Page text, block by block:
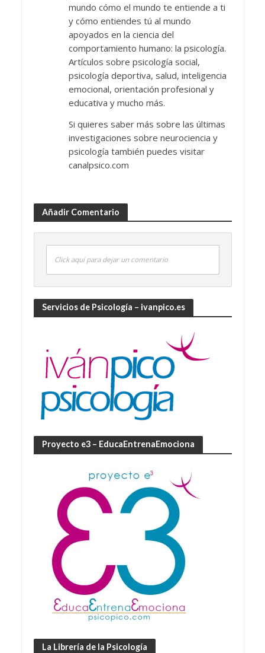
mundo cómo el mundo te entiende a ti
y cómo entiendes tú al mundo
apoyados en la ciencia del
comportamiento humano: la psicología.
Artículos sobre psicología social,
psicología deportiva, salud, inteligencia
emocional, orientación profesional y
educativa y mucho más.
Si quieres saber más sobre las últimas
investigaciones sobre neurociencia y
psicología también puedes visitar
canalpsico.com
Añadir Comentario
Click aquí para dejar un comentario
Servicios de Psicología – ivanpico.es
Proyecto e3 – EducaEntrenaEmociona
La Librería de la Psicología